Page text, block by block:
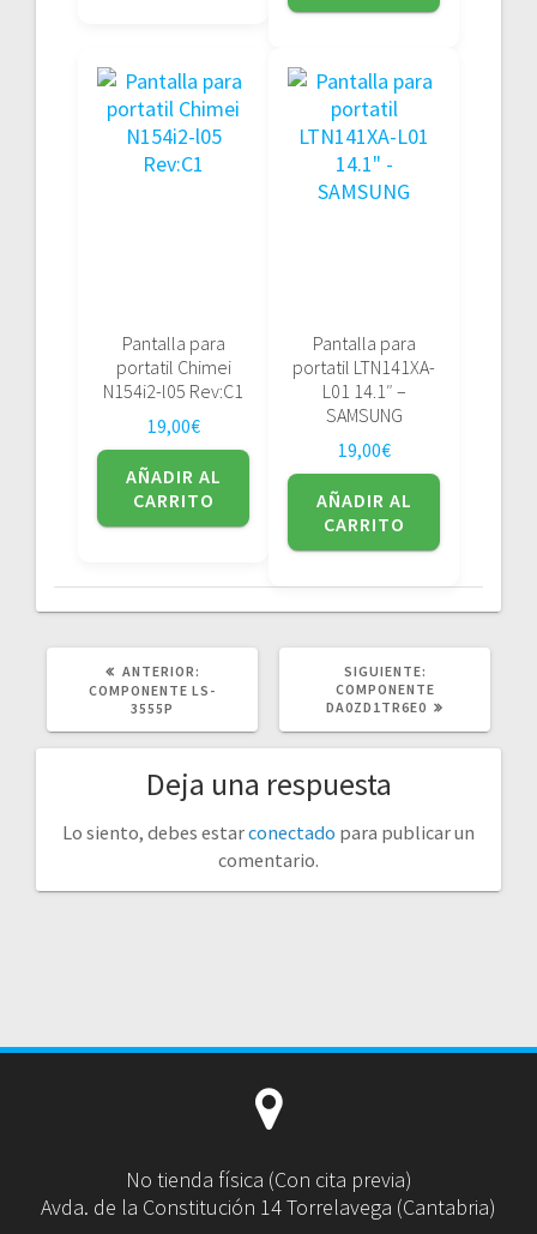
Pantalla para
portatil Chimei
N154i2-l05 Rev:C1
19,00€
AÑADIR AL
CARRITO
Pantalla para
portatil LTN141XA-
L01 14.1″ –
SAMSUNG
19,00€
AÑADIR AL
CARRITO
ANTERIOR:
ANTERIOR:
COMPONENTE LS-
3555P
SIGUIENTE:
POST:
COMPONENTE
DA0ZD1TR6E0
Deja una respuesta
Lo siento, debes estarconectado para publicar un
comentario.
No tienda física (Con cita previa)
Avda. de la Constitución 14 Torrelavega (Cantabria)